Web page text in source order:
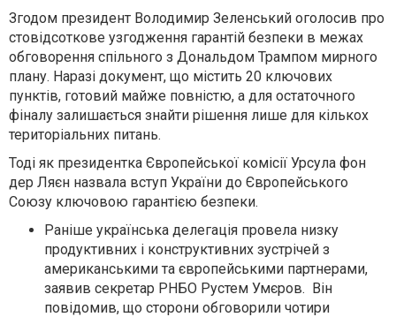
Згодом президент Володимир Зеленський оголосив про
стовідсоткове узгодження гарантій безпеки в межах
обговорення спільного з Дональдом Трампом мирного
плану. Наразі документ, що містить 20 ключових
пунктів, готовий майже повністю, а для остаточного
фіналу залишається знайти рішення лише для кількох
територіальних питань.
Тоді як президентка Європейської комісії Урсула фон
дер Ляєн назвала вступ України до Європейського
Союзу ключовою гарантією безпеки.
Раніше українська делегація провела низку
продуктивних і конструктивних зустрічей з
американськими та європейськими партнерами,
заявив секретар РНБО Рустем Умєров. Він
повідомив, що сторони обговорили чотири